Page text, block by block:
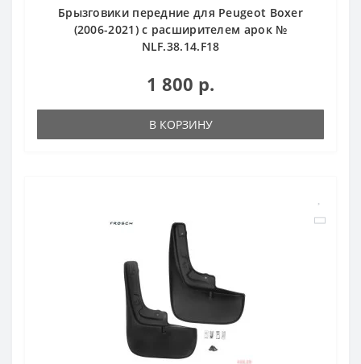
Брызговики передние для Peugeot Boxer
(2006-2021) с расширителем арок №
NLF.38.14.F18
1 800 р.
В КОРЗИНУ